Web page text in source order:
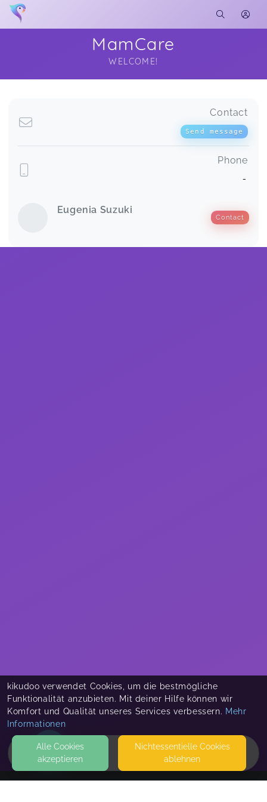
HOME
MamCare
WELCOME!
Contact
Send message
Phone
-
Eugenia Suzuki
Contact
kikudoo verwendet Cookies, um die bestmögliche
Funktionalität anzubieten. Mit deiner Hilfe können wir
Komfort und Qualität unseres Services verbessern. Mehr
Informationen
Alle Cookies
akzeptieren
Nicht­essentielle Cookies
ablehnen